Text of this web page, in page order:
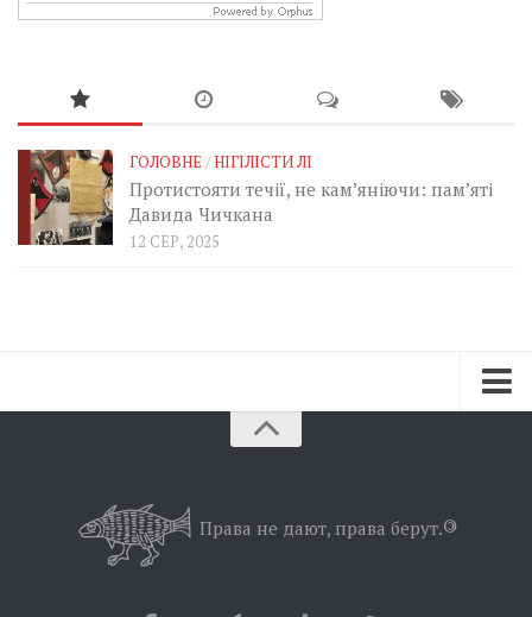
ГОЛОВНЕ/НІГІЛІСТИ ЛІ
Протистояти течії, не кам’яніючи: пам’яті
Давида Чичкана
12 СЕР, 2025
Позиція
Права не дают, права берут.©